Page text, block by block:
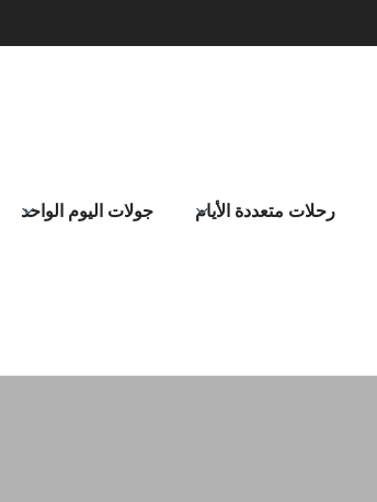
رحلات متعددة الأيام جولات اليوم الواحد